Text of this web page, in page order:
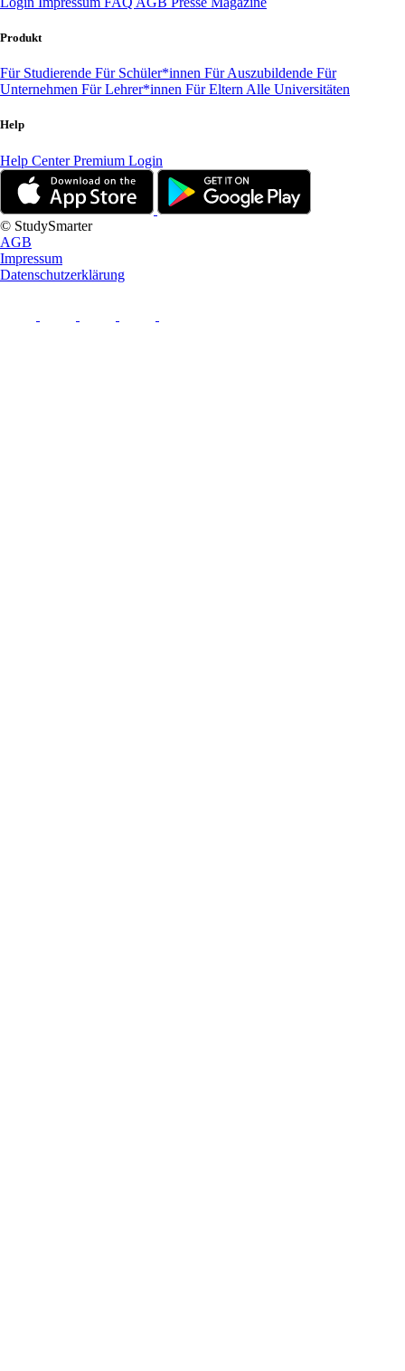
Produkt
Für Studierende Für Schüler*innen Für Auszubildende Für
Unternehmen Für Lehrer*innen Für Eltern Alle Universitäten
Help
Help CenterPremium Login
© StudySmarter
AGB
Impressum
Datenschutzerklärung